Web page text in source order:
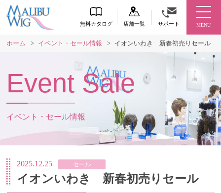
無料カタログ 店舗一覧 サポート MENU
ホーム > イベント・セール情報 > イオンいわき 新春初売りセール
Event Sale
イベント・セール情報
2025.12.25 セール
イオンいわき 新春初売りセール